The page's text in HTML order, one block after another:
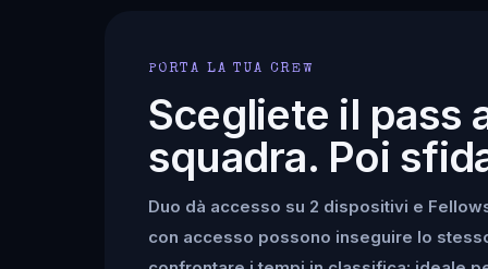
PORTA LA TUA CREW
Scegliete il pass
squadra. Poi
Duo dà accesso su 2 dispositivi e
con accesso possono inseguire lo